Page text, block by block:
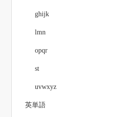
ghijk
lmn
opqr
st
uvwxyz
英単語